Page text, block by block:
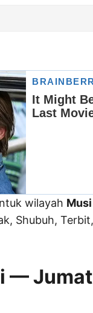
wilayah
Shubuh,
—